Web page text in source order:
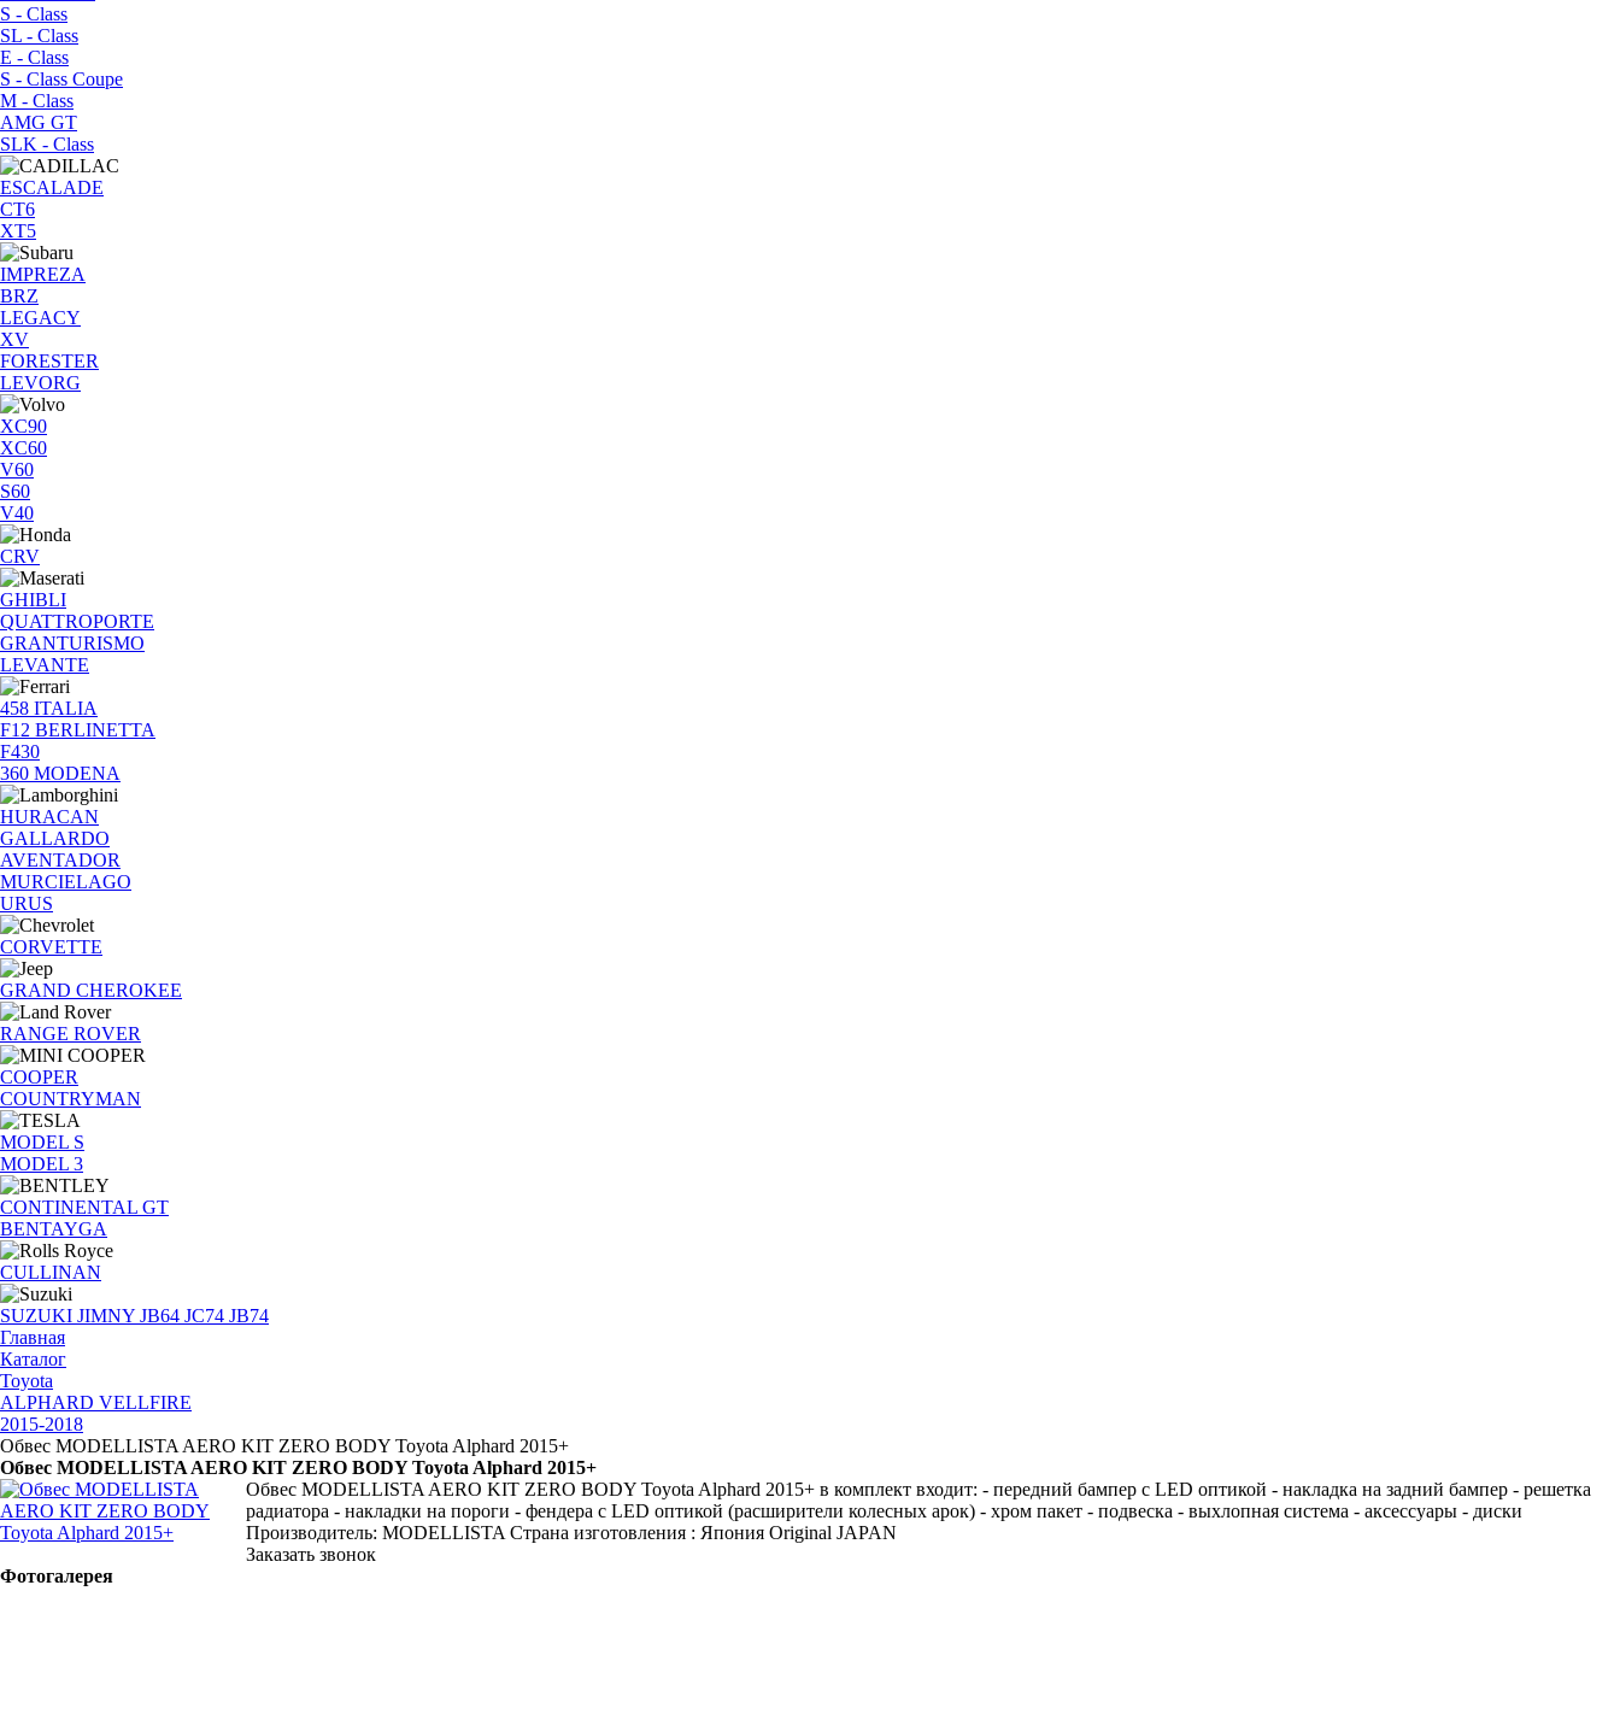
S - Class
SL - Class
E - Class
S - Class Coupe
M - Class
AMG GT
SLK - Class
ESCALADE
CT6
XT5
IMPREZA
BRZ
LEGACY
XV
FORESTER
LEVORG
XC90
XC60
V60
S60
V40
CRV
GHIBLI
QUATTROPORTE
GRANTURISMO
LEVANTE
458 ITALIA
F12 BERLINETTA
F430
360 MODENA
HURACAN
GALLARDO
AVENTADOR
MURCIELAGO
URUS
CORVETTE
GRAND CHEROKEE
RANGE ROVER
COOPER
COUNTRYMAN
MODEL S
MODEL 3
CONTINENTAL GT
BENTAYGA
CULLINAN
SUZUKI JIMNY JB64 JC74 JB74
Главная
Каталог
Toyota
ALPHARD VELLFIRE
2015-2018
Обвес MODELLISTA AERO KIT ZERO BODY Toyota Alphard 2015+
Обвес MODELLISTA AERO KIT ZERO BODY Toyota Alphard 2015+
Обвес MODELLISTA AERO KIT ZERO BODY Toyota Alphard 2015+ в комплект входит: - передний бампер c LED оптикой - накладка на задний бампер - решетка
радиатора - накладки на пороги - фендера с LED оптикой (расширители колесных арок) - хром пакет - подвеска - выхлопная система - аксессуары - диски
Производитель: MODELLISTA Страна изготовления : Япония Original JAPAN
Заказать звонок
Фотогалерея